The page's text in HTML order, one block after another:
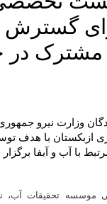
گسترش
مشترک در
وزارت نیرو جمهوری
ازبکستان با هدف
با آب و آبفا
موسسه تحقیقات